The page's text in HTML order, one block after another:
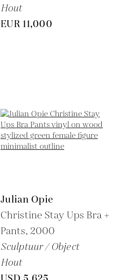
Hout
EUR 11,000
Julian Opie
Christine Stay Ups Bra +
Pants, 2000
Sculptuur / Object
Hout